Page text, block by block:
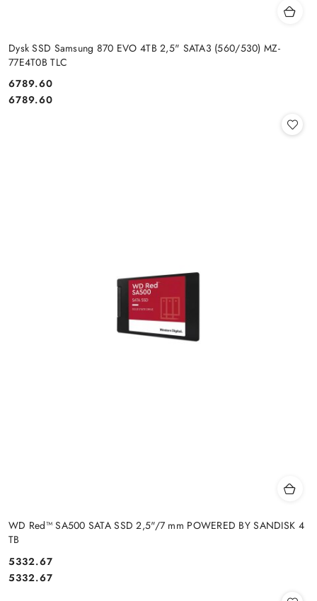
Dysk SSD Samsung 870 EVO 4TB 2,5" SATA3 (560/530) MZ-
77E4T0B TLC
Cena:
6789.60
Cena:
6789.60
WD Red™ SA500 SATA SSD 2,5"/7 mm POWERED BY SANDISK 4
TB
Cena:
5332.67
Cena:
5332.67